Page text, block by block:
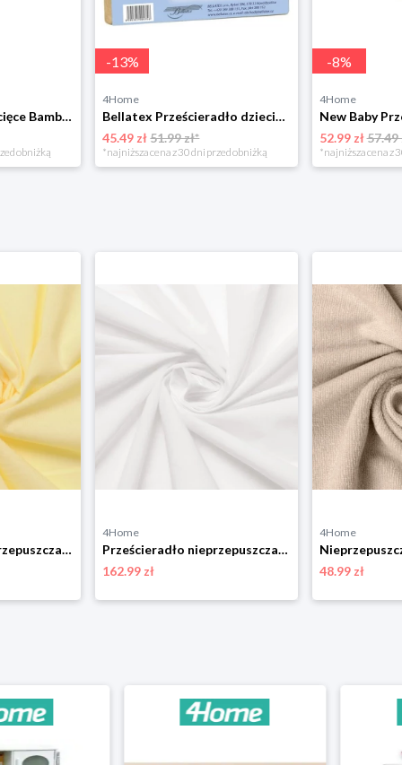
Prześcieradło dziecięce Bamboo różowy, 60 x 120 cm, 60 x 120 cm BabyMatex
obniżką
-13%
4Home
Bellatex Prześcieradło dziecięce frotte, beżowe, 60 x 120 cm
45.49 zł51.99 zł*
*najniższa cena z 30 dni przed obniżką
-8%
4Home
52.99 zł57.49
*najniższa cena z
Prześcieradło nieprzepuszczalne Matex Jersey ecru,180 x 200 x 20 cm, 180 x 200 cm
4Home
Prześcieradło nieprzepuszczalne Matex Jerseybiałe, 180 x 200 x 40 cm, 180 x 200 cm
162.99 zł
4Home
48.99 zł